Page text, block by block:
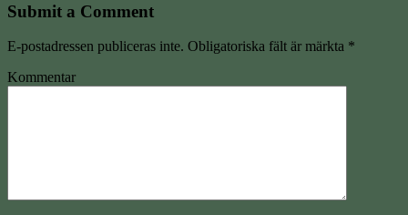
Submit a Comment
E-postadressen publiceras inte. Obligatoriska fält är märkta *
Kommentar